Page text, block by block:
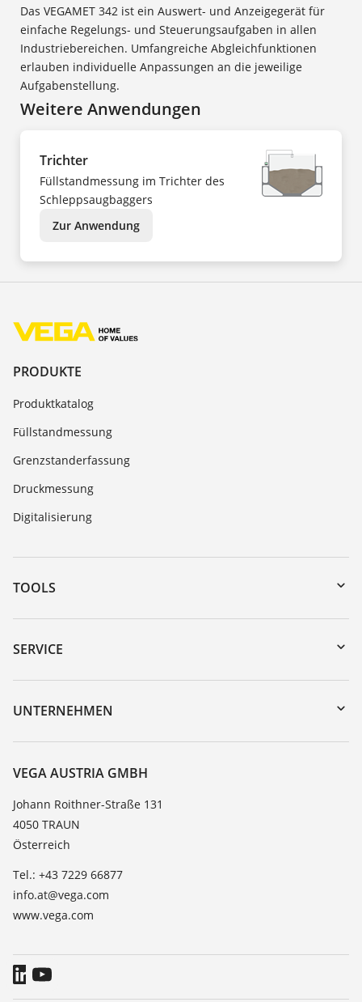
Das VEGAMET 342 ist ein Auswert- und Anzeigegerät für
einfache Regelungs- und Steuerungsaufgaben in allen
Industriebereichen. Umfangreiche Abgleichfunktionen
erlauben individuelle Anpassungen an die jeweilige
Aufgabenstellung.
Weitere Anwendungen
Trichter
Füllstandmessung im Trichter des
Schleppsaugbaggers
Zur Anwendung
PRODUKTE
Produktkatalog
Füllstandmessung
Grenzstanderfassung
Druckmessung
Digitalisierung
TOOLS
Download-Center
Gerätesuche (Seriennummer)
DTM Collection/PACTware
SERVICE
Geräterücksendung
Trainings
Beständigkeitsliste
TeamViewer
UNTERNEHMEN
Karriere
Über VEGA
Kontakt
News
Blog
VEGA AUSTRIA GMBH
Johann Roithner-Straße 131
4050 TRAUN
Österreich
Tel.: +43 7229 66877
info.at@vega.com
www.vega.com